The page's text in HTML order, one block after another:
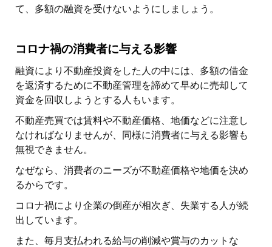
て、多額の融資を受けないようにしましょう。
コロナ禍の消費者に与える影響
融資により不動産投資をした人の中には、多額の借金
を返済するために不動産管理を諦めて早めに売却して
資金を回収しようとする人もいます。
不動産売買では賃料や不動産価格、地価などに注意し
なければなりませんが、同様に消費者に与える影響も
無視できません。
なぜなら、消費者のニーズが不動産価格や地価を決め
るからです。
コロナ禍により企業の倒産が相次ぎ、失業する人が続
出しています。
また、毎月支払われる給与の削減や賞与のカットな